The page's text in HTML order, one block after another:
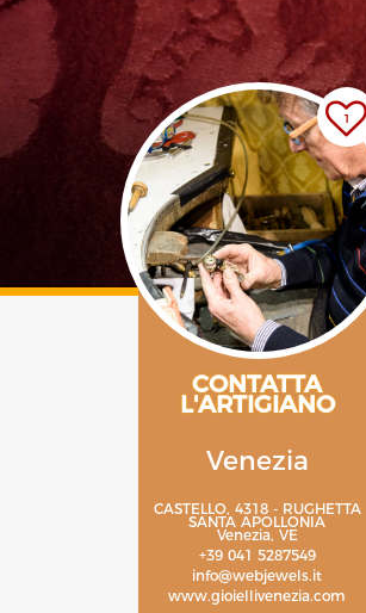
1
CONTATTA
L'ARTIGIANO
Venezia
CASTELLO, 4318 - RUGHETTA
SANTA APOLLONIA
Venezia, VE
+39 041 5287549
info@webjewels.it
www.gioiellivenezia.com